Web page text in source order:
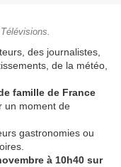
des journalistes,
de la météo,
famille de France
un moment de
gastronomies ou
à 10h40 sur